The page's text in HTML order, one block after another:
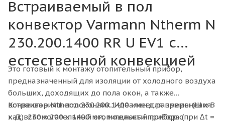
Встраиваемый в пол
конвектор Varmann Ntherm N
230.200.1400 RR U EV1 с
естественной конвекцией
Это готовый к монтажу отопительный прибор,
предназначенный для изоляции от холодного воздуха
больших, доходящих до пола окон, а также
встраивания в подоконник. Идеален для применения
как вспомогательный отопительный прибор с
Конвектор Ntherm 230.200.1400 имеет размеры (Ш x В
x Д): 230 х 200 х 1400 мм, мощности прибора (при ∆t =